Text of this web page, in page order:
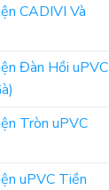
CADIVI Và
Đàn Hồi uPVC
Tròn uPVC
uPVC Tiền